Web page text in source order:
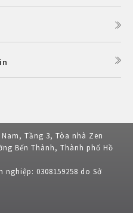
Tầng 3, Tòa nhà Zen
Bến Thành, Thành phố Hồ
nghiệp: 0308159258 do Sở